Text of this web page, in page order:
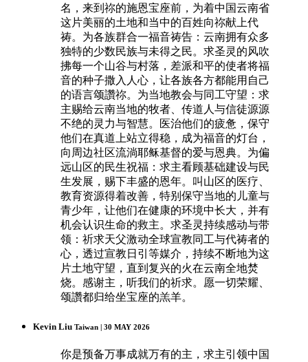
名，来到祢的施恩宝座前，为着中国云南省
这片美丽的土地和当中的百姓向祢献上代
祷。为各族群合一福音祷告：云南拥有众多
独特的少数民族与未得之民。求圣灵的风吹
拂每一个山谷与村落，差派和平的使者将福
音的种子撒入人心，让各族各方都能用自己
的语言颂讚祢。为当地教会与同工守望：求
主赐给云南当地的牧者、传道人与信徒源源
不绝的灵力与智慧。医治他们的疲惫，保守
他们在真道上站立得稳，成为福音的灯台，
向周边社区流淌耶稣基督的爱与恩典。为偏
远山区的民生祝福：求主看顾基础建设与民
生发展，赐下丰盛的恩年。叫山区的医疗、
教育资源得着改善，特别保守当地的儿童与
青少年，让他们在健康的环境中长大，并有
机会认识生命的救主。求圣灵持续感动与带
领：祈求天父激动全球宣教同工与代祷者的
心，透过宣教日引等媒介，持续不断地为这
片土地守望，直到复兴的火在云南全地焚
烧。感谢主，听我们的祈求。愿一切荣耀、
颂讚都归给坐宝座的羔羊。
Kevin Liu Taiwan | 30 MAY 2026
你是预备万事成就万有的主，求主引领中国